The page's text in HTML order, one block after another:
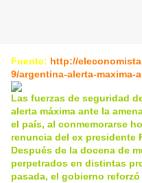
Fuente: http://
9/argentina-alerta-maxima-
Las fuerzas de seguridad
alerta máxima ante la
el país, al conmemorarse
renuncia del ex presidente
Después de la docena de
perpetrados en distintas
pasada, el gobierno